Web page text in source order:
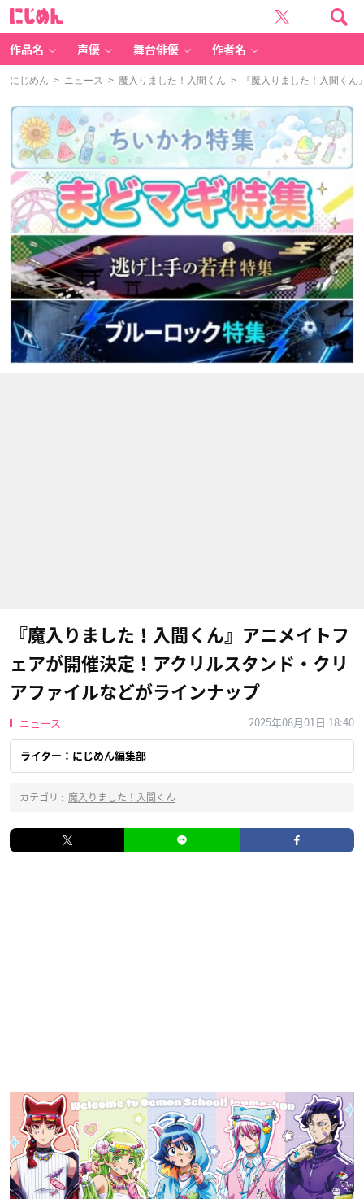
作品名 声優 舞台俳優 作者名
にじめん > ニュース > 魔入りました！入間くん > 『魔入りました！入間くん
『魔入りました！入間くん』アニメイトフ
ェアが開催決定！アクリルスタンド・クリ
アファイルなどがラインナップ
ニュース 2025年08月01日 18:40
ライター：にじめん編集部
カテゴリ : 魔入りました！入間くん